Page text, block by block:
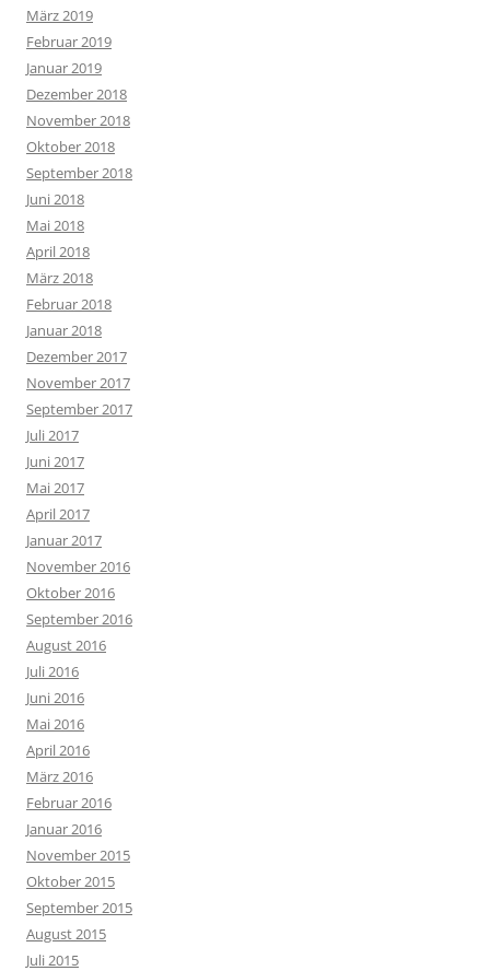
März 2019
Februar 2019
Januar 2019
Dezember 2018
November 2018
Oktober 2018
September 2018
Juni 2018
Mai 2018
April 2018
März 2018
Februar 2018
Januar 2018
Dezember 2017
November 2017
September 2017
Juli 2017
Juni 2017
Mai 2017
April 2017
Januar 2017
November 2016
Oktober 2016
September 2016
August 2016
Juli 2016
Juni 2016
Mai 2016
April 2016
März 2016
Februar 2016
Januar 2016
November 2015
Oktober 2015
September 2015
August 2015
Juli 2015